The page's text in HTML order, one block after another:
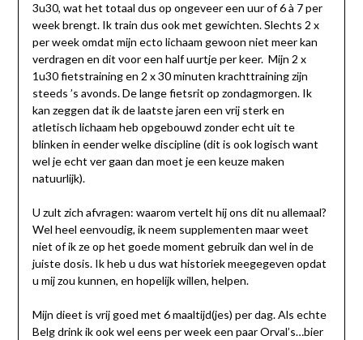
3u30, wat het totaal dus op ongeveer een uur of 6 à 7 per
week brengt. Ik train dus ook met gewichten. Slechts 2 x
per week omdat mijn ecto lichaam gewoon niet meer kan
verdragen en dit voor een half uurtje per keer. Mijn 2 x
1u30 fietstraining en 2 x 30 minuten krachttraining zijn
steeds ’s avonds. De lange fietsrit op zondagmorgen. Ik
kan zeggen dat ik de laatste jaren een vrij sterk en
atletisch lichaam heb opgebouwd zonder echt uit te
blinken in eender welke discipline (dit is ook logisch want
wel je echt ver gaan dan moet je een keuze maken
natuurlijk).
U zult zich afvragen: waarom vertelt hij ons dit nu allemaal?
Wel heel eenvoudig, ik neem supplementen maar weet
niet of ik ze op het goede moment gebruik dan wel in de
juiste dosis. Ik heb u dus wat historiek meegegeven opdat
u mij zou kunnen, en hopelijk willen, helpen.
Mijn dieet is vrij goed met 6 maaltijd(jes) per dag. Als echte
Belg drink ik ook wel eens per week een paar Orval’s…bier